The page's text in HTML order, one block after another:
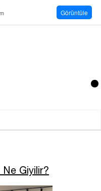
Ne Giyilir?
Görüntüle